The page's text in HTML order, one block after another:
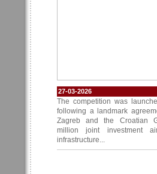
27-03-2026
The competition was
following a landmark
Zagreb and the Croatian
million joint investment
infrastructure...